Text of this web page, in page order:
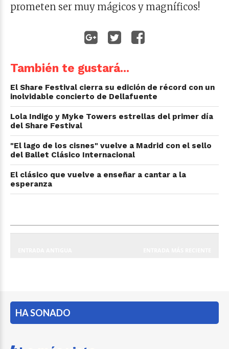
prometen ser muy mágicos y magníficos!
También te gustará...
El Share Festival cierra su edición de récord con un
inolvidable concierto de Dellafuente
Lola Indigo y Myke Towers estrellas del primer día
del Share Festival
"El lago de los cisnes" vuelve a Madrid con el sello
del Ballet Clásico Internacional
El clásico que vuelve a enseñar a cantar a la
esperanza
HA SONADO